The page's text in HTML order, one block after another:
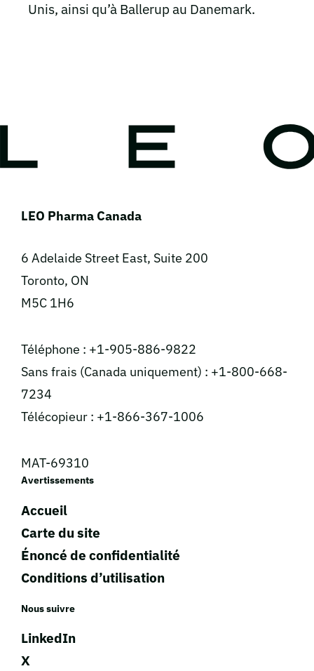
Unis, ainsi qu’à Ballerup au Danemark.
LEO Pharma Canada
6 Adelaide Street East, Suite 200
Toronto, ON
M5C 1H6
Téléphone : +1-905-886-9822
Sans frais (Canada uniquement) : +1-800-668-
7234
Télécopieur : +1-866-367-1006
MAT-69310
Avertissements
Accueil
Carte du site
Énoncé de confidentialité
Conditions d’utilisation
Nous suivre
LinkedIn
X